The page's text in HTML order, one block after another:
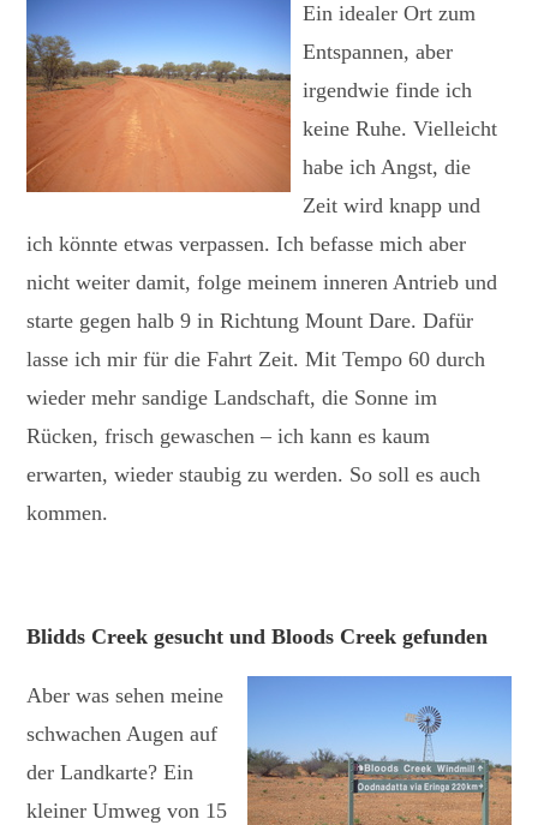
Ein idealer Ort zum
Entspannen, aber
irgendwie finde ich
keine Ruhe. Vielleicht
habe ich Angst, die
Zeit wird knapp und
ich könnte etwas verpassen. Ich befasse mich aber
nicht weiter damit, folge meinem inneren Antrieb und
starte gegen halb 9 in Richtung Mount Dare. Dafür
lasse ich mir für die Fahrt Zeit. Mit Tempo 60 durch
wieder mehr sandige Landschaft, die Sonne im
Rücken, frisch gewaschen – ich kann es kaum
erwarten, wieder staubig zu werden. So soll es auch
kommen.
Blidds Creek gesucht und Bloods Creek gefunden
Aber was sehen meine
schwachen Augen auf
der Landkarte? Ein
kleiner Umweg von 15